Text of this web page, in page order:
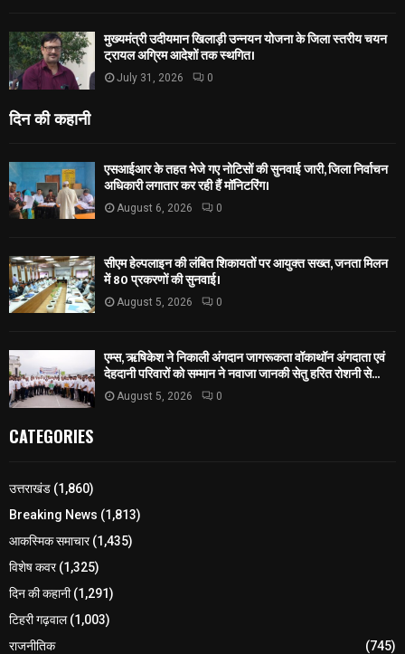
मुख्यमंत्री उदीयमान खिलाड़ी उन्नयन योजना के जिला स्तरीय चयन
ट्रायल अग्रिम आदेशों तक स्थगित।
July 31, 2026 0
दिन की कहानी
एसआईआर के तहत भेजे गए नोटिसों की सुनवाई जारी, जिला निर्वाचन
अधिकारी लगातार कर रही हैं मॉनिटरिंग।
August 6, 2026 0
सीएम हेल्पलाइन की लंबित शिकायतों पर आयुक्त सख्त, जनता मिलन
में 80 प्रकरणों की सुनवाई।
August 5, 2026 0
एम्स, ऋषिकेश ने निकाली अंगदान जागरूकता वॉकाथॉन अंगदाता एवं
देहदानी परिवारों को सम्मान ने नवाजा जानकी सेतु हरित रोशनी से...
August 5, 2026 0
CATEGORIES
उत्तराखंड (1,860)
Breaking News (1,813)
आकस्मिक समाचार(1,435)
विशेष कवर(1,325)
दिन की कहानी(1,291)
टिहरी गढ़वाल(1,003)
राजनीतिक
(745)